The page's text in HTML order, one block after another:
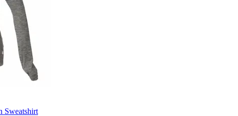
Sweatshirt